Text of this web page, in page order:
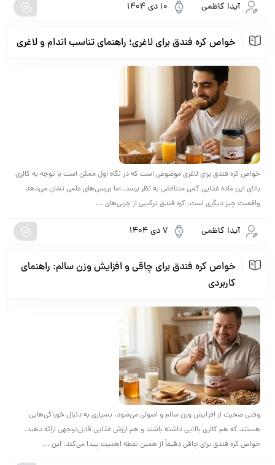
آیدا کاظمی 10 دی 1404
خواص کره فندق برای لاغری؛ راهنمای تناسب اندام و لاغری
خواص کره فندق برای لاغری موضوعی است که در نگاه اول ممکن است با توجه به کالری
بالای این ماده غذایی کمی متناقض به نظر برسد، اما بررسی‌های علمی نشان می‌دهد
واقعیت چیز دیگری است. کره فندق ترکیبی از چربی‌های ...
آیدا کاظمی 7 دی 1404
خواص کره فندق برای چاقی و افزایش وزن سالم: راهنمای
کاربردی
وقتی صحبت از افزایش وزن سالم و اصولی می‌شود، بسیاری به دنبال خوراکی‌هایی
هستند که هم کالری بالایی داشته باشند و هم ارزش غذایی قابل‌توجهی ارائه دهند.
خواص کره فندق برای چاقی دقیقاً از همین نقطه اهمیت پیدا می‌کند. این ...